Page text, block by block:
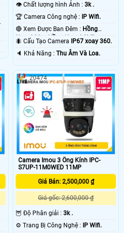
👁 Chất lượng hình Ảnh :3k .
🏆 Camera Công nghệ : IP Wifi.
🔴 Xem Được Ban Đêm : Hồng
Ngoại 30m Hồng Ngoại SMD.
🐜 Cấu Tạo Camera IP67 xoay 360.
️🔈 Khả Năng :Thu Âm Và Loa.
Camera Imou 3 Ống Kính IPC-
S7UP-11M0WED 11MP
Giá Bán: 2,500,000 ₫
Giá gốc: 2,600,000 ₫
🦉 Độ Phân giải :3k .
⚙ Trang Bị Công Nghệ :
IP Wifi.
20474